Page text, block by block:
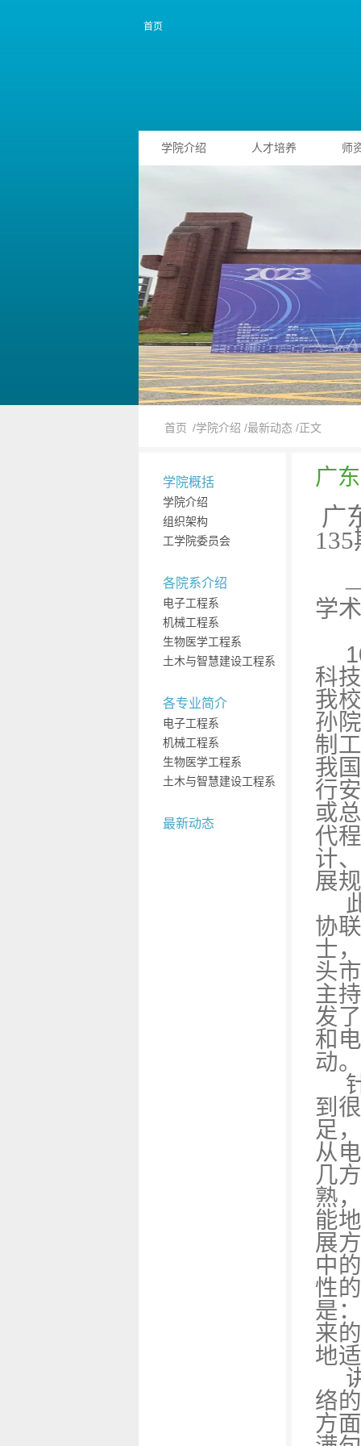
首页
学院介绍 人才培养 师
首页 /学院介绍 /最新动态 /正文
学院概括
学院介绍
组织架构
工学院委员会
各院系介绍
电子工程系
机械工程系
生物医学工程系
土木与智慧建设工程系
各专业简介
电子工程系
机械工程系
生物医学工程系
土木与智慧建设工程系
最新动态
广
广
135
学
科
我
孙
制
我
行
或
代
计
展
协
士
头
主
发
和
动。
到
足
从
几
熟
能
展
中
性
是
来
地
络
方